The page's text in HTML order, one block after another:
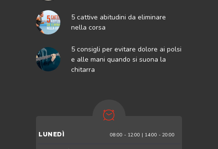
5 cattive abitudini da eliminare
nella corsa
5 consigli per evitare dolore ai polsi
e alle mani quando si suona la
chitarra
LUNEDÌ 08:00 - 12:00 | 14:00 - 20:00